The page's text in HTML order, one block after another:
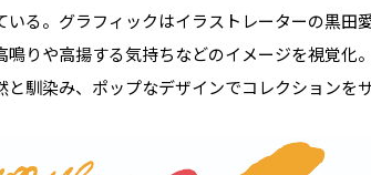
いる。グラフィックはイラストレーターの黒田
鳴りや高揚する気持ちなどのイメージを視覚化
馴染み、ポップなデザインでコレクションを